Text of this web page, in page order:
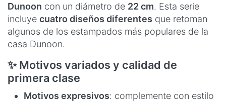
Dunoon con un diámetro de 22 cm. Esta serie
incluye cuatro diseños diferentes que retoman
algunos de los estampados más populares de la
casa Dunoon.
✨ Motivos variados y calidad de
primera clase
Motivos expresivos: complemente con estilo